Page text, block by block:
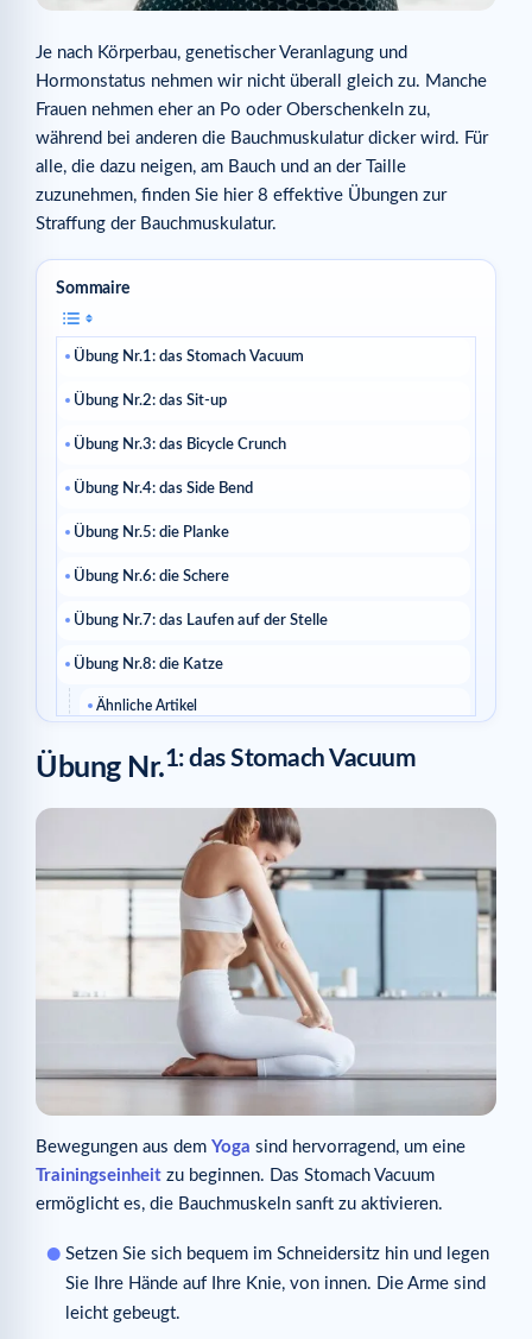
Je nach Körperbau, genetischer Veranlagung und
Hormonstatus nehmen wir nicht überall gleich zu. Manche
Frauen nehmen eher an Po oder Oberschenkeln zu,
während bei anderen die Bauchmuskulatur dicker wird. Für
alle, die dazu neigen, am Bauch und an der Taille
zuzunehmen, finden Sie hier 8 effektive Übungen zur
Straffung der Bauchmuskulatur.
Sommaire
Übung Nr.1: das Stomach Vacuum
Übung Nr.2: das Sit-up
Übung Nr.3: das Bicycle Crunch
Übung Nr.4: das Side Bend
Übung Nr.5: die Planke
Übung Nr.6: die Schere
Übung Nr.7: das Laufen auf der Stelle
Übung Nr.8: die Katze
Ähnliche Artikel
Übung Nr.1: das Stomach Vacuum
Bewegungen aus dem Yoga sind hervorragend, um eine
Trainingseinheit zu beginnen. Das Stomach Vacuum
ermöglicht es, die Bauchmuskeln sanft zu aktivieren.
Setzen Sie sich bequem im Schneidersitz hin und legen
Sie Ihre Hände auf Ihre Knie, von innen. Die Arme sind
leicht gebeugt.